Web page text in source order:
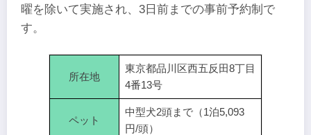
曜を除いて実施され、3日前までの事前予約制で
す。
所在地
東京都品川区西五反田8丁目
4番13号
ペット
中型犬2頭まで（1泊5,093
円/頭）